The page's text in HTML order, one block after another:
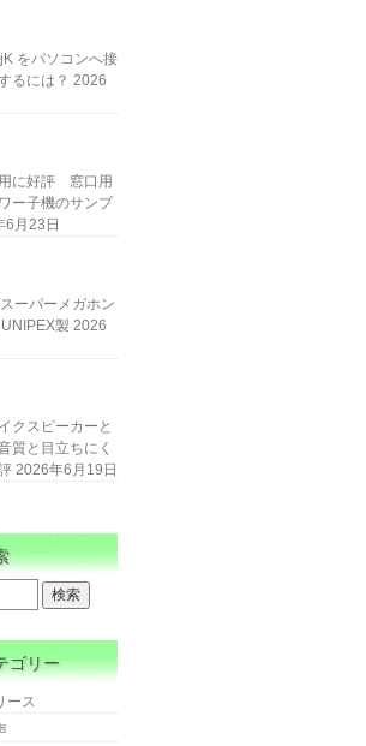
をパソコンへ接
るには？ 2026
に好評 窓口用
ー子機のサンプ
6月23日
ーパーメガホン
製 2026
クスピーカーと
質と目立ちにく
2026年6月19日
ゴリー
ース